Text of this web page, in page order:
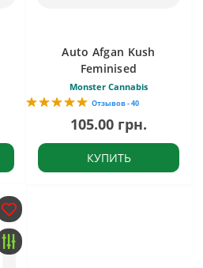
Auto Afgan Kush
Feminised
Monster Cannabis
Отзывов - 40
105.00 грн.
КУПИТЬ